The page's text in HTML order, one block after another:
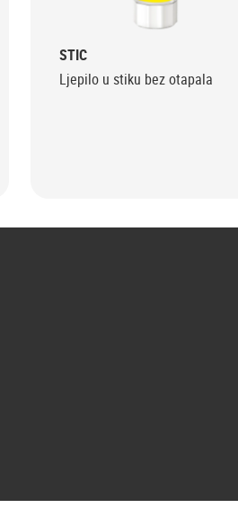
STIC
Ljepilo u stiku bez otapala